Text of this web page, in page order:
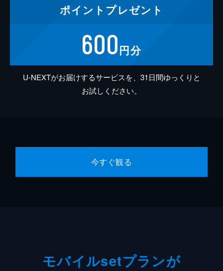
ポイント プレゼント
600円分
U-NEXTがお届けするサービスを、31日間ゆっくりと
お試しください。
今すぐ観る
モバイルsetプランが